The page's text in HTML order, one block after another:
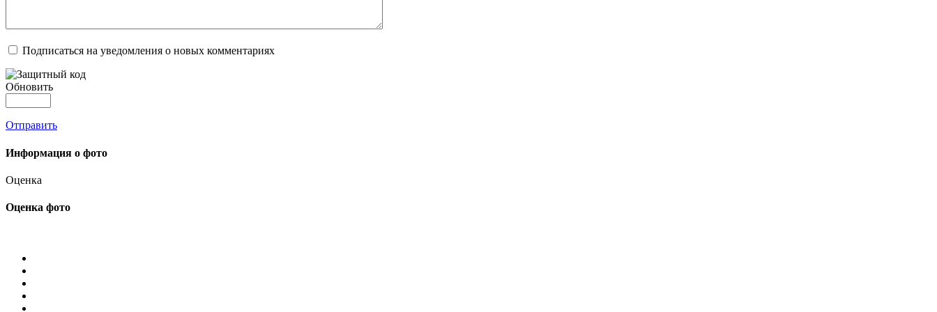
Подписаться на уведомления о новых комментариях
Обновить
Отправить
Информация о фото
Оценка
Оценка фото